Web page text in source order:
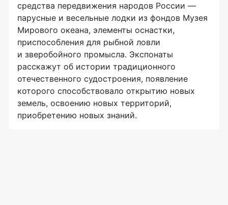
средства передвижения народов России —
парусные и весельные лодки из фондов Музея
Мирового океана, элементы оснастки,
приспособления для рыбной ловли
и зверобойного промысла. Экспонаты
расскажут об истории традиционного
отечественного судостроения, появление
которого способствовало открытию новых
земель, освоению новых территорий,
приобретению новых знаний.